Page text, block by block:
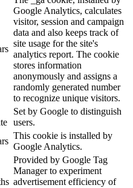
Google Analytics, calculates
visitor, session and campaign
data and also keeps track of
site usage for the site's
analytics report. The cookie
stores information
anonymously and assigns a
randomly generated number
to recognize unique visitors.
Set by Google to distinguish
users.
This cookie is installed by
Google Analytics.
Provided by Google Tag
Manager to experiment
advertisement efficiency of